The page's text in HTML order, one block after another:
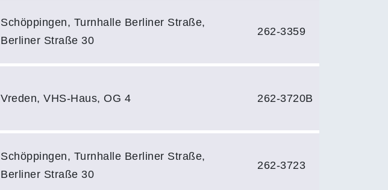
Schöppingen, Turnhalle Berliner Straße,
Berliner Straße 30
262-3359
Vreden, VHS-Haus, OG 4 262-3720B
Schöppingen, Turnhalle Berliner Straße,
Berliner Straße 30
262-3723